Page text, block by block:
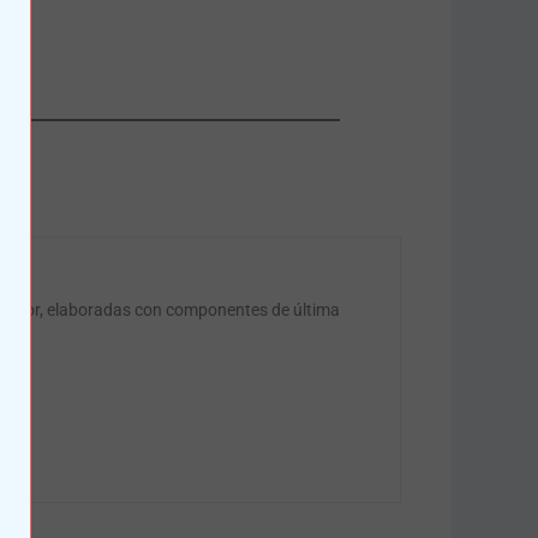
elaboradas con componentes de última